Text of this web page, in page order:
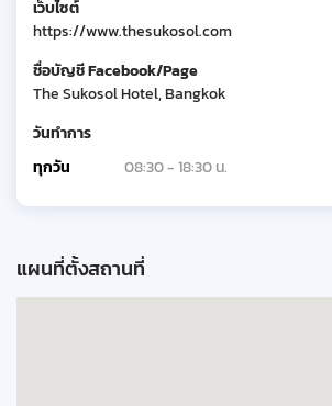
เว็บไซต์
https://www.thesukosol.com
ชื่อบัญชี Facebook/Page
The Sukosol Hotel, Bangkok
วันทำการ
ทุกวัน
08:30 - 18:30 น.
แผนที่ตั้งสถานที่